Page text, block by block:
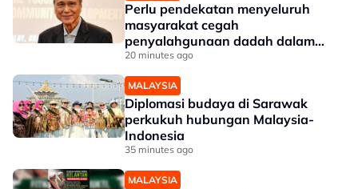
Perlu pendekatan menyeluruh
masyarakat cegah
penyalahgunaan dadah dalam
kalangan kanak-kanak - Lee Lam
Thye
20 minutes ago
MALAYSIA
Diplomasi budaya di Sarawak
perkukuh hubungan Malaysia-
Indonesia
35 minutes ago
MALAYSIA